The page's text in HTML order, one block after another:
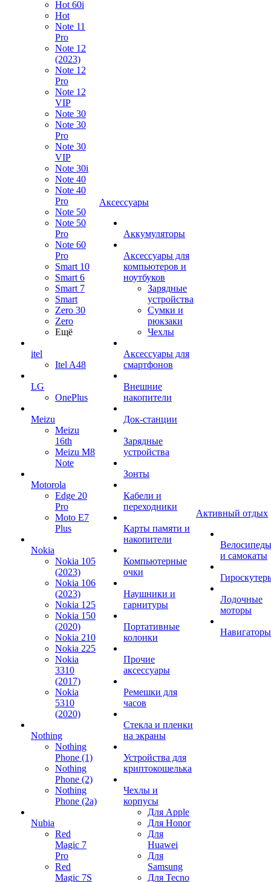
Hot 60i
Hot
Note 11
Pro
Note 12
(2023)
Note 12
Pro
Note 12
VIP
Note 30
Note 30
Pro
Note 30
VIP
Note 30i
Note 40
Note 40
Pro
Note 50
Note 50
Pro
Note 60
Pro
Smart 10
Smart 6
Smart 7
Smart
Zero 30
Zero
Ещё
itel
Itel A48
LG
OnePlus
Meizu
Meizu
16th
Meizu M8
Note
Motorola
Edge 20
Pro
Moto E7
Plus
Nokia
Nokia 105
(2023)
Nokia 106
(2023)
Nokia 125
Nokia 150
(2020)
Nokia 210
Nokia 225
Nokia
3310
(2017)
Nokia
5310
(2020)
Nothing
Nothing
Phone (1)
Nothing
Phone (2)
Nothing
Phone (2a)
Nubia
Red
Magic 7
Pro
Red
Magic 7S
Аксессуары
Аккумуляторы
Аксессуары для
компьютеров и
ноутбуков
Зарядные
устройства
Сумки и
рюкзаки
Чехлы
Аксессуары для
смартфонов
Внешние
накопители
Док-станции
Зарядные
устройства
Зонты
Кабели и
переходники
Карты памяти и
накопители
Компьютерные
очки
Наушники и
гарнитуры
Портативные
колонки
Прочие
аксессуары
Ремешки для
часов
Стекла и пленки
на экраны
Устройства для
криптокошелька
Чехлы и
корпусы
Для Apple
Для Honor
Для
Huawei
Для
Samsung
Для Tecno
Активный отдых
Велосипеды
и самокаты
Лодочные
моторы
Навигаторы